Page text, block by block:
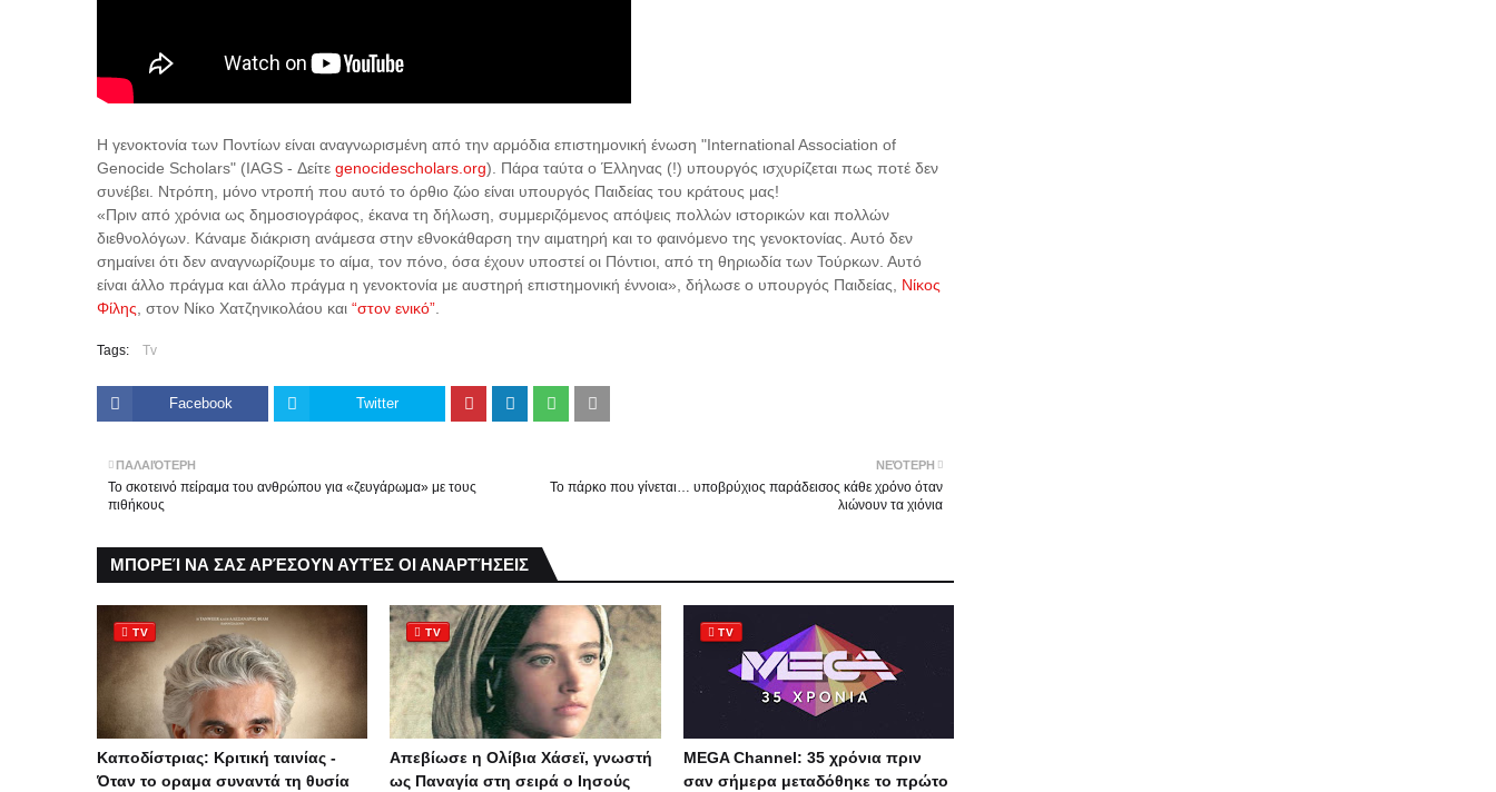
Η γενοκτονία των Ποντίων είναι αναγνωρισμένη από την αρμόδια επιστημονική ένωση "International Association of
Genocide Scholars" (IAGS - Δείτε genocidescholars.org). Πάρα ταύτα ο Έλληνας (!) υπουργός ισχυρίζεται πως ποτέ δεν
συνέβει. Ντρόπη, μόνο ντροπή που αυτό το όρθιο ζώο είναι υπουργός Παιδείας του κράτους μας!
«Πριν από χρόνια ως δημοσιογράφος, έκανα τη δήλωση, συμμεριζόμενος απόψεις πολλών ιστορικών και πολλών
διεθνολόγων. Κάναμε διάκριση ανάμεσα στην εθνοκάθαρση την αιματηρή και το φαινόμενο της γενοκτονίας. Αυτό δεν
σημαίνει ότι δεν αναγνωρίζουμε το αίμα, τον πόνο, όσα έχουν υποστεί οι Πόντιοι, από τη θηριωδία των Τούρκων. Αυτό
είναι άλλο πράγμα και άλλο πράγμα η γενοκτονία με αυστηρή επιστημονική έννοια», δήλωσε ο υπουργός Παιδείας, Νίκος
Φίλης , στον Νίκο Χατζηνικολάου και “στον ενικό”
Tags: Tv
Facebook Twitter
ΝΕΌΤΕΡΗ
Το πάρκο που γίνεται… υποβρύχιος παράδεισος κάθε χρόνο όταν
λιώνουν τα χιόνια
ΠΑΛΑΙΌΤΕΡΗ
Το σκοτεινό πείραμα του ανθρώπου για «ζευγάρωμα» με τους
πιθήκους
ΜΠΟΡΕΊ ΝΑ ΣΑΣ ΑΡΈΣΟΥΝ ΑΥΤΈΣ ΟΙ ΑΝΑΡΤΉΣΕΙΣ
TV
Καποδίστριας: Κριτική ταινίας -
Όταν το οραμα συναντά τη θυσία
TV
Απεβίωσε η Ολίβια Χάσεϊ, γνωστή
ως Παναγία στη σειρά ο Ιησούς
TV
MEGA Channel: 35 χρόνια πριν
σαν σήμερα μεταδόθηκε το πρώτο